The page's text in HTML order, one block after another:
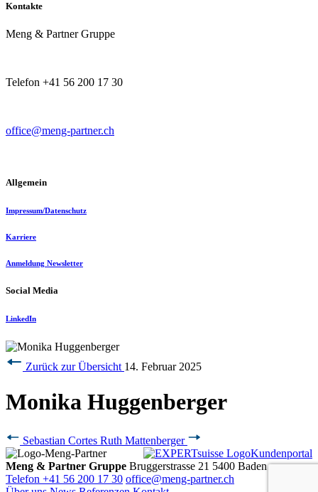
Kontakte
Meng & Partner Gruppe
Telefon +41 56 200 17 30
office@meng-partner.ch
Allgemein
Impressum/Datenschutz
Karriere
Anmeldung Newsletter
Social Media
LinkedIn
Zurück zur Übersicht 14. Februar 2025
Monika Huggenberger
Sebastian Cortes Ruth Mattenberger
Kundenportal
Meng & Partner Gruppe Bruggerstrasse 21 5400 Baden
Telefon +41 56 200 17 30 office@meng-partner.ch